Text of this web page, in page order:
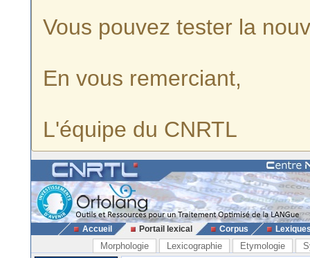
Vous pouvez tester la
En vous remerciant,
L'équipe du CNRTL
Accueil Portail lexical Corpus
Morphologie Lexicographie Etymologie